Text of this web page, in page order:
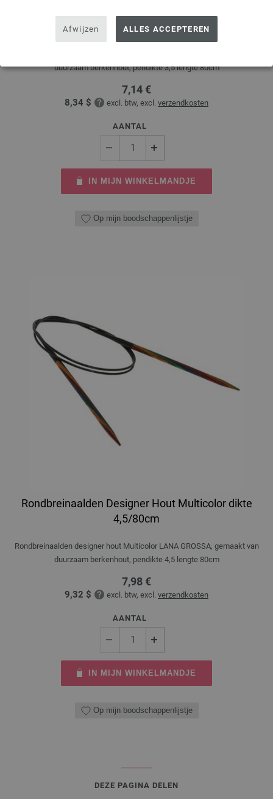
Afwijzen ALLES ACCEPTEREN
3,5/80cm
duurzaam berkenhout, pendikte 3,5 lengte 80cm
7,14 €
8,34 $ excl. btw, excl. verzendkosten
AANTAL
IN MIJN WINKELMANDJE
Op mijn boodschappenlijstje
Rondbreinaalden Designer Hout Multicolor dikte
4,5/80cm
Rondbreinaalden designer hout Multicolor LANA GROSSA, gemaakt van
duurzaam berkenhout, pendikte 4,5 lengte 80cm
7,98 €
9,32 $ excl. btw, excl. verzendkosten
AANTAL
IN MIJN WINKELMANDJE
Op mijn boodschappenlijstje
DEZE PAGINA DELEN